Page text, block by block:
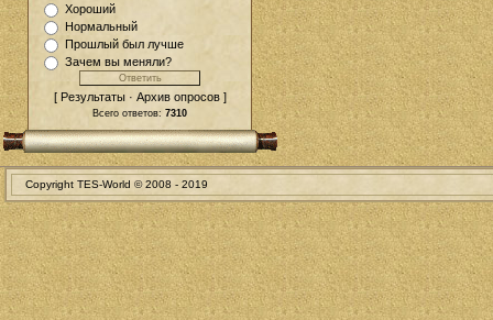
Хороший
Нормальный
Прошлый был лучше
Зачем вы меняли?
[ Результаты · Архив опросов ]
Всего ответов: 7310
Copyright TES-World © 2008 - 2019